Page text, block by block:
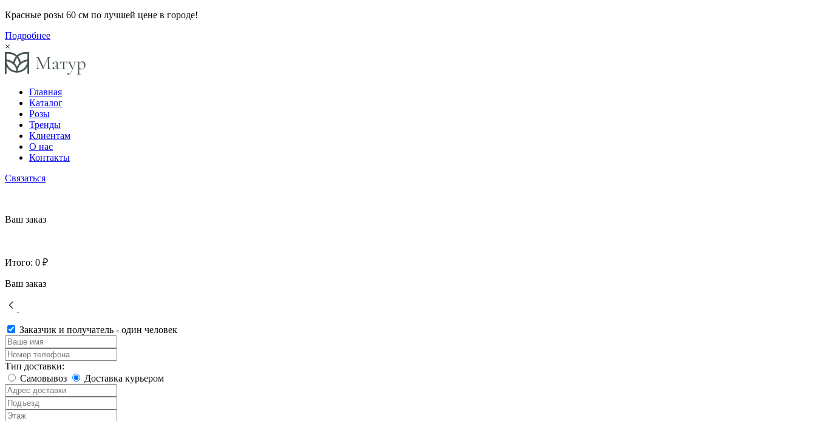
Красные розы 60 см по лучшей цене в городе!
Подробнее
×
Главная
Каталог
Розы
Тренды
Клиентам
О нас
Контакты
Связаться
Ваш заказ
Итого: 0 ₽
Ваш заказ
Заказчик и получатель - один человек
Тип доставки:
Самовывоз
Доставка курьером